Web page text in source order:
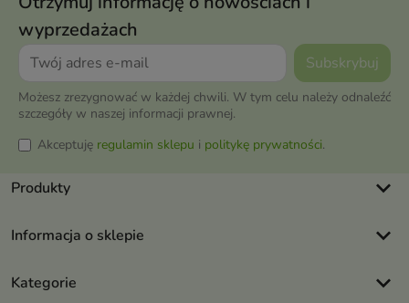
wyprzedażach
Możesz zrezygnować w każdej chwili. W tym celu należy odnaleźć
szczegóły w naszej informacji prawnej.
Akceptuję regulamin sklepu i politykę prywatności.
Produkty keyboard_arrow_down
Informacja o sklepie keyboard_arrow_down
Kategorie keyboard_arrow_down